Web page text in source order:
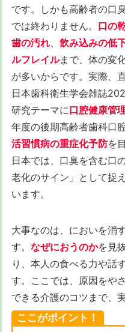
です。しかも高齢者の口
では終わりません。 口の
歯の汚れ、 飲み込みの低
ルフレイルまで、体の変
が多いからです。実際、
日本歯科衛生学会雑誌
研究テーマに口腔健康管
年度の後期高齢者歯科口
活習慣病の重症化予防を
日本では、口臭を含む口
老化のサイン」として捉
います。
大事なのは、においを消
す。 なぜにおうのかを見
り、本人の食べる力や話
す。ここでは、原因をや
できる介護のコツまで、
ここがポイント！